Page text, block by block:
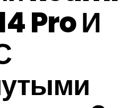
Pro И